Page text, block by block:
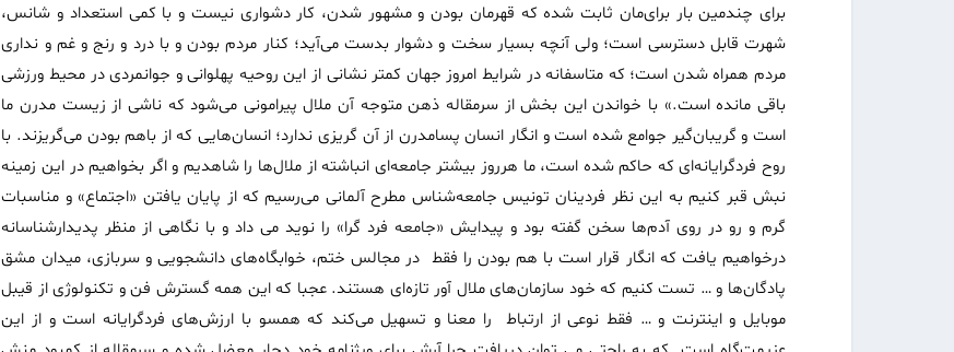
برای چندمین بار برای‌مان ثابت شده که قهرمان بودن و مشهور شدن، کار دشواری نیست و با کمی استعداد و شانس،
شهرت قابل دسترسی است؛ ولی آنچه بسیار سخت و دشوار بدست می‌آید؛ کنار مردم بودن و با درد و رنج و غم و نداری
مردم همراه شدن است؛ که متاسفانه در شرایط امروز جهان کمتر نشانی از این روحیه پهلوانی و جوانمردی در محیط ورزشی
باقی مانده است.» با خواندن این بخش از سرمقاله ذهن متوجه آن ملال پیرامونی می‌شود که ناشی از زیست مدرن ما
است و گریبان‌گیر جوامع شده است و انگار انسان پسامدرن از آن گریزی ندارد؛ انسان‌هایی که از باهم بودن می‌گریزند. با
روح فرد‌گرایانه‌ای که حاکم شده است، ما هرروز بیشتر جامعه‌ای انباشته از ملال‌ها را شاهدیم و اگر بخواهیم در این زمینه
نبش قبر کنیم به این نظر فردینان تونیس جامعه‌شناس مطرح آلمانی می‌رسیم که از پایان یافتن «اجتماع» و مناسبات
گرم و رو در روی آدم‌ها سخن گفته بود و پیدایش «جامعه فرد گرا» را نوید می داد و با نگاهی از منظر پدیدارشناسانه
درخواهیم یافت که انگار قرار است با هم بودن را فقط در مجالس ختم، خوابگاه‌های دانشجویی و سربازی، میدان مشق
پادگان‌ها و … تست کنیم که خود سازمان‌های ملال آور تازه‌ای هستند. عجبا که این همه گسترش فن و تکنولوژی از قیبل
موبایل و اینترنت و … فقط نوعی از ارتباط را معنا و تسهیل می‌کند که همسو با ارزش‌های فرد‌گرایانه است و از این